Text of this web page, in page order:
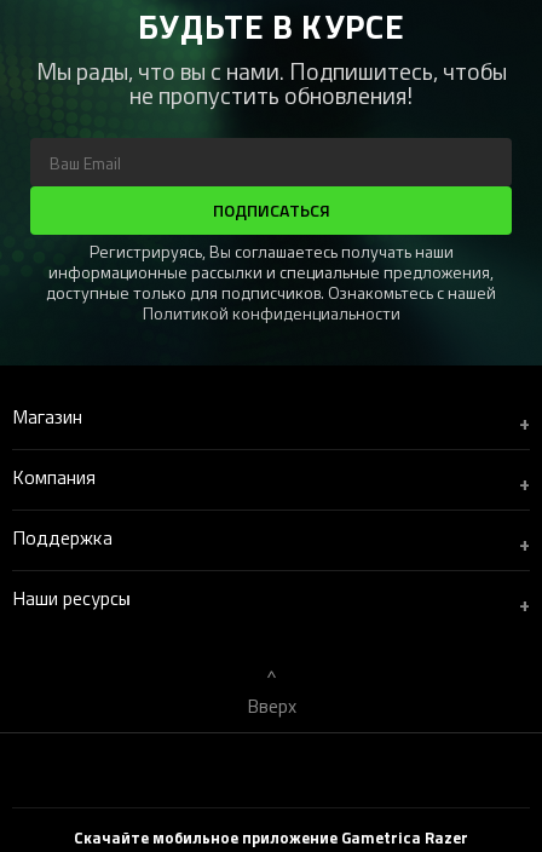
БУДЬТЕ В КУРСЕ
Мы рады, что вы с нами. Подпишитесь, чтобы
не пропустить обновления!
ПОДПИСАТЬСЯ
Регистрируясь, Вы соглашаетесь получать наши
информационные рассылки и специальные предложения,
доступные только для подписчиков. Ознакомьтесь с нашей
Политикой конфиденциальности
Магазин +
Компания +
Поддержка +
Наши ресурсы +
Вверх
Скачайте мобильное приложение Gametrica Razer